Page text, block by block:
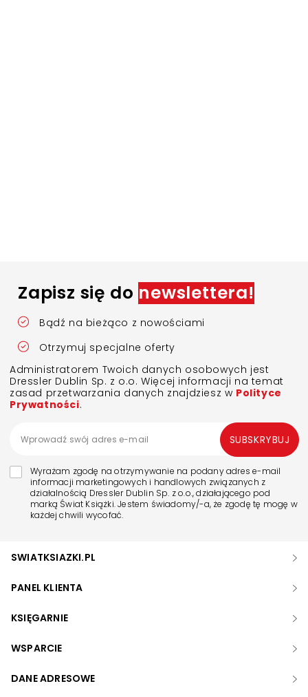
Zapisz się do newslettera!
Bądź na bieżąco z nowościami
Otrzymuj specjalne oferty
Administratorem Twoich danych osobowych jest
Dressler Dublin Sp. z o.o. Więcej informacji na temat
zasad przetwarzania danych znajdziesz w Polityce
Prywatności.
Wyrażam zgodę na otrzymywanie na podany adres e-mail
informacji marketingowych i handlowych związanych z
działalnością Dressler Dublin Sp. z o.o., działającego pod
marką Świat Książki. Jestem świadomy/-a, że zgodę tę mogę w
każdej chwili wycofać.
SUBSKRYBUJ
SWIATKSIAZKI.PL
PANEL KLIENTA
KSIĘGARNIE
WSPARCIE
DANE ADRESOWE